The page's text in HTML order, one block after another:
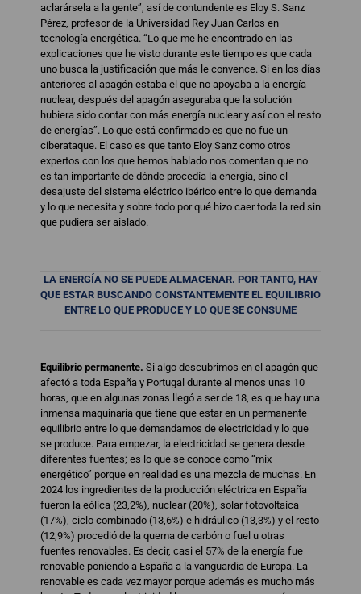
aclarársela a la gente”, así de contundente es Eloy S. Sanz
Pérez, profesor de la Universidad Rey Juan Carlos en
tecnología energética. “Lo que me he encontrado en las
explicaciones que he visto durante este tiempo es que cada
uno busca la justificación que más le convence. Si en los días
anteriores al apagón estaba el que no apoyaba a la energía
nuclear, después del apagón aseguraba que la solución
hubiera sido contar con más energía nuclear y así con el resto
de energías”. Lo que está confirmado es que no fue un
ciberataque. El caso es que tanto Eloy Sanz como otros
expertos con los que hemos hablado nos comentan que no
es tan importante de dónde procedía la energía, sino el
desajuste del sistema eléctrico ibérico entre lo que demanda
y lo que necesita y sobre todo por qué hizo caer toda la red sin
que pudiera ser aislado.
LA ENERGÍA NO SE PUEDE ALMACENAR. POR TANTO, HAY
QUE ESTAR BUSCANDO CONSTANTEMENTE EL EQUILIBRIO
ENTRE LO QUE PRODUCE Y LO QUE SE CONSUME
Equilibrio permanente. Si algo descubrimos en el apagón que
afectó a toda España y Portugal durante al menos unas 10
horas, que en algunas zonas llegó a ser de 18, es que hay una
inmensa maquinaria que tiene que estar en un permanente
equilibrio entre lo que demandamos de electricidad y lo que
se produce. Para empezar, la electricidad se genera desde
diferentes fuentes; es lo que se conoce como “mix
energético” porque en realidad es una mezcla de muchas. En
2024 los ingredientes de la producción eléctrica en España
fueron la eólica (23,2%), nuclear (20%), solar fotovoltaica
(17%), ciclo combinado (13,6%) e hidráulico (13,3%) y el resto
(12,9%) procedió de la quema de carbón o fuel u otras
fuentes renovables. Es decir, casi el 57% de la energía fue
renovable poniendo a España a la vanguardia de Europa. La
renovable es cada vez mayor porque además es mucho más